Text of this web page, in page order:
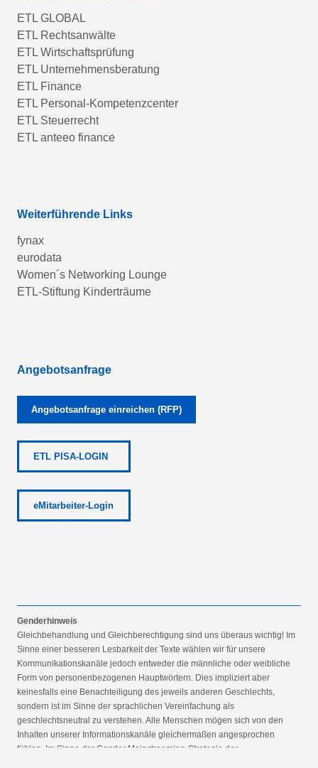
ETL GLOBAL
ETL Rechtsanwälte
ETL Wirtschaftsprüfung
ETL Unternehmensberatung
ETL Finance
ETL Personal-Kompetenzcenter
ETL Steuerrecht
ETL anteeo finance
Weiterführende Links
fynax
eurodata
Women´s Networking Lounge
ETL-Stiftung Kinderträume
Angebotsanfrage
Angebotsanfrage einreichen (RFP)
ETL PISA-LOGIN
eMitarbeiter-Login
Genderhinweis
Gleichbehandlung und Gleichberechtigung sind uns überaus wichtig! Im
Sinne einer besseren Lesbarkeit der Texte wählen wir für unsere
Kommunikationskanäle jedoch entweder die männliche oder weibliche
Form von personenbezogenen Hauptwörtern. Dies impliziert aber
keinesfalls eine Benachteiligung des jeweils anderen Geschlechts,
sondern ist im Sinne der sprachlichen Vereinfachung als
geschlechtsneutral zu verstehen. Alle Menschen mögen sich von den
Inhalten unserer Informationskanäle gleichermaßen angesprochen
fühlen. Im Sinne der Gender Mainstreaming-Strategie der